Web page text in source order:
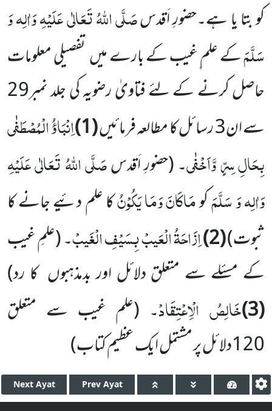
کو بتا یا ہے۔حضورِ اَقدسصَلَّی اللّٰہُ تَعَالٰی عَلَیْہِ وَاٰلِہ وَ
سَلَّمَکے علم ِغیب کے بارے میں تفصیلی معلومات
حاصل کرنے کے لئے فتاویٰ رضویہ کی جلد نمبر29
سے ان3رسائل کا مطالعہ فرمائیں(
1
)اِنْبَاؤُ الْمُصْطَفٰی
بِحَالِ سِرٍّ وَّاَخْفٰی۔(حضورِ اَقدسصَلَّی اللّٰہُ تَعَالٰی عَلَیْہِ
وَاٰلِہ وَ سَلَّمَکومَاکَانَ وَمَا یَکُوْنُکا علم دئیے جانے کا
ثبوت)(
2
)اِزَاحَۃُ الْعَیبْ بِسَیْفِ الْغَیبْ۔(علمِ غیب
کے مسئلے سے متعلق دلائل اور بدمذہبوں کا رد)
(
3
)خَالِصُ الْاِعْتِقَادْ۔ (علم غیب سے متعلق
120دلائل پر مشتمل ایک عظیم کتاب)
Next Ayat Prev Ayat